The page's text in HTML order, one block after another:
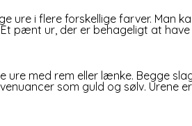
ure i flere forskellige farver.
pænt ur, der er behageligt at
med rem eller lænke. Begge
som guld og sølv. Urene